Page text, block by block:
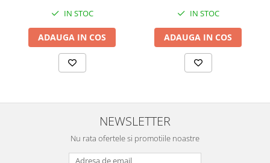
IN STOC
ADAUGA IN COS
IN STOC
ADAUGA IN COS
NEWSLETTER
Nu rata ofertele si promotiile noastre